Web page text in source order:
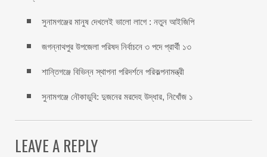
সুনামগঞ্জের মানুষ দেখলেই ভালো লাগে : নতুন আইজিপি
জগন্নাথপুর উপজেলা পরিষদ নির্বাচনে ৩ পদে প্রার্থী ১৩
শান্তিগঞ্জে বিভিন্ন স্থাপনা পরিদর্শনে পরিকল্পনামন্ত্রী
সুনামগঞ্জে নৌকাডুবি: দুজনের মরদেহ উদ্ধার, নিখোঁজ ১
LEAVE A REPLY